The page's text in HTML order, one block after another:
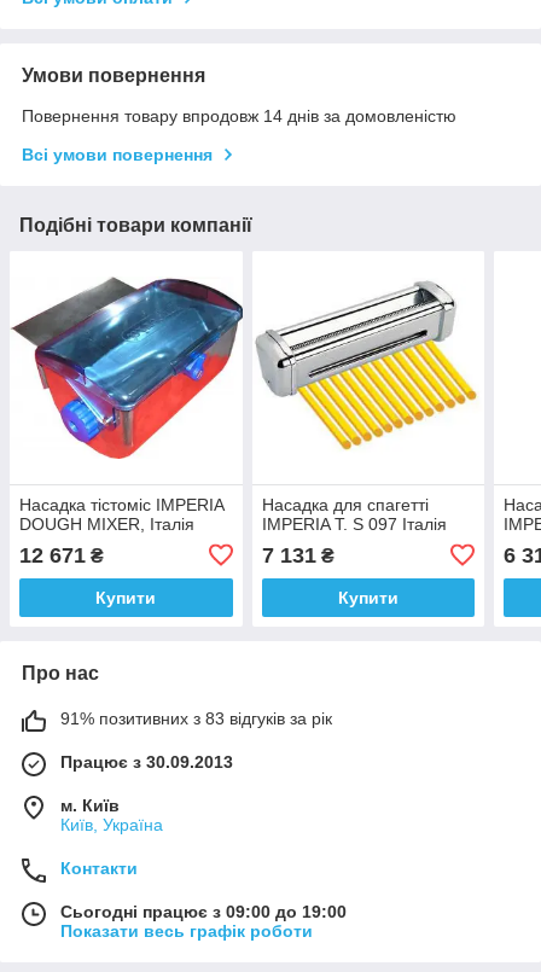
Умови повернення
Повернення товару впродовж 14 днів за домовленістю
Всі умови повернення
Подібні товари компанії
Насадка тістоміс IMPERIA
DOUGH MIXER, Італія
12 671 ₴
Купити
Насадка для спагетті
IMPERIA T. S 097 Італія
7 131₴
Купити
6
Про нас
91% позитивних з 83 відгуків за рік
Працює з 30.09.2013
м. Київ
Київ, Україна
Контакти
Сьогодні працює з 09:00 до 19:00
Показати весь графік роботи